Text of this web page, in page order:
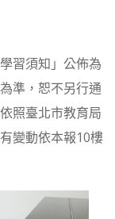
習須知」公佈為
準，恕不另行通
照臺北市教育局
變動依本報10樓